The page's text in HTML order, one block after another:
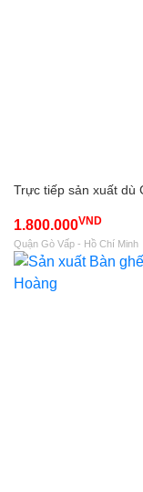
Trực tiếp sản xuất dù
1.800.000VND
Quận Gò Vấp - Hồ Chí Minh